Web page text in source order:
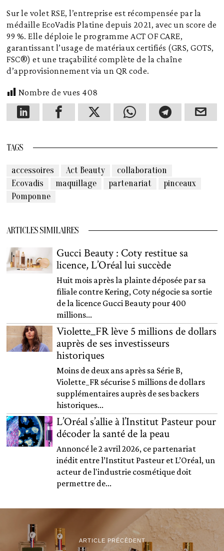
Sur le volet RSE, l’entreprise est récompensée par la
médaille EcoVadis Platine depuis 2021, avec un score de
99 %. Elle déploie le programme ACT OF CARE,
garantissant l’usage de matériaux certifiés (GRS, GOTS,
FSC®) et une traçabilité complète de la chaîne
d’approvisionnement via un QR code.
Nombre de vues 408
TAGS
accessoires Act Beauty
collaboration
Ecovadis
maquillage partenariat
pinceaux
Pomponne
ARTICLES SIMILAIRES
Gucci Beauty : Coty restitue sa
licence, L’Oréal lui succède
Huit mois après la plainte déposée par sa
filiale contre Kering, Coty négocie sa sortie
de la licence Gucci Beauty pour 400
millions...
Violette_FR lève 5 millions de dollars
auprès de ses investisseurs
historiques
Moins de deux ans après sa Série B,
Violette_FR sécurise 5 millions de dollars
supplémentaires auprès de ses backers
historiques...
L’Oréal s’allie à l’Institut Pasteur pour
décoder la santé de la peau
Annoncé le 2 avril 2026, ce partenariat
inédit entre l’Institut Pasteur et L’Oréal, un
acteur de l'industrie cosmétique doit
permettre de...
ARTICLE PRÉCÉDENT